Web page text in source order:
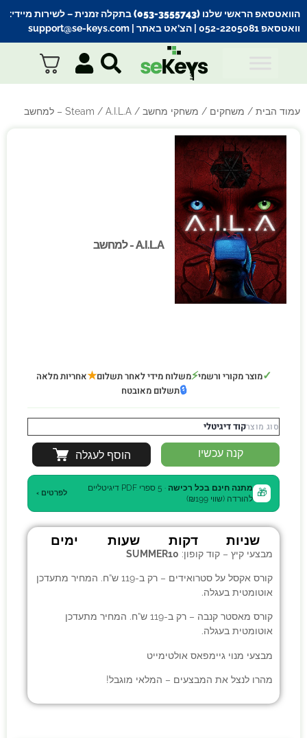
הוואטסאפ הראשי שלנו (053-3555743) בתקלה זמנית
– לשירות מיידי:
וואטסאפ 052-2205081
| הצ’אט באתר | support@se-keys.com
עמוד הבית / משחקים / משחקי מחשב /
Steam / A.I.L.A – למחשב
A.I.L.A - למחשב
A.I.L.A - למחשב
✓מוצר מקורי ורשמי⚡משלוח מידי לאחר תשלום★אחריות מלאה
🔒תשלום מאובטח
סוג מוצרקוד דיגיטלי
קנה עכשיו הוסף לעגלה
🎁 מתנה חינם בכל רכישה
· 5 ספרי PDF דיגיטליים
להורדה (שווי ₪199)
לפרטים ›
ימים שעות דקות שניות
מבצעי קיץ – קוד קופון: SUMMER10
קורס אקסל על סטרואידים
– רק ב-119 ש”ח. המחיר מתעדכן
אוטומטית בעגלה.
קורס מאסטר קנבה
– רק ב-119 ש”ח. המחיר מתעדכן
אוטומטית בעגלה.
מבצעי מנוי גיימפאס אולטימייט
מהרו לנצל את המבצעים – המלאי מוגבל!